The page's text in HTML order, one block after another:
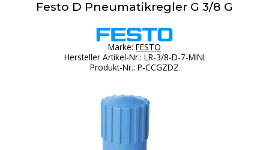
Festo D Pneumatikregler G 3/8 G
Marke: FESTO
Hersteller Artikel-Nr.: LR-3/8-D-7-MINI
Produkt-Nr.: P-CCGZDZ